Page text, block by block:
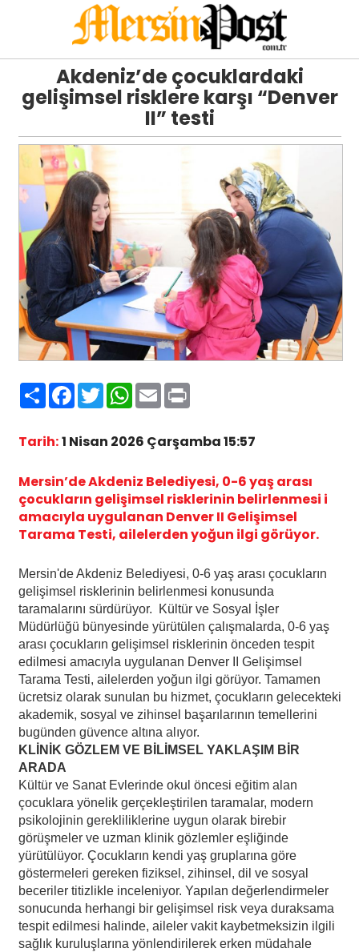
Akdeniz’de çocuklardaki
gelişimsel risklere karşı “Denver
II” testi
PaylaşFacebook
TwitterWhatsApp
EmailPrint
Tarih:1 Nisan 2026 Çarşamba 15:57
Mersin’de Akdeniz Belediyesi, 0-6 yaş arası
çocukların gelişimsel risklerinin belirlenmesi i
amacıyla uygulanan Denver II Gelişimsel
Tarama Testi, ailelerden yoğun ilgi görüyor.
Mersin'de Akdeniz Belediyesi, 0-6 yaş arası çocukların
gelişimsel risklerinin belirlenmesi konusunda
taramalarını sürdürüyor. Kültür ve Sosyal İşler
Müdürlüğü bünyesinde yürütülen çalışmalarda, 0-6 yaş
arası çocukların gelişimsel risklerinin önceden tespit
edilmesi amacıyla uygulanan Denver II Gelişimsel
Tarama Testi, ailelerden yoğun ilgi görüyor. Tamamen
ücretsiz olarak sunulan bu hizmet, çocukların gelecekteki
akademik, sosyal ve zihinsel başarılarının temellerini
bugünden güvence altına alıyor.
KLİNİK GÖZLEM VE BİLİMSEL YAKLAŞIM BİR
ARADA
Kültür ve Sanat Evlerinde okul öncesi eğitim alan
çocuklara yönelik gerçekleştirilen taramalar, modern
psikolojinin gerekliliklerine uygun olarak birebir
görüşmeler ve uzman klinik gözlemler eşliğinde
yürütülüyor. Çocukların kendi yaş gruplarına göre
göstermeleri gereken fiziksel, zihinsel, dil ve sosyal
beceriler titizlikle inceleniyor. Yapılan değerlendirmeler
sonucunda herhangi bir gelişimsel risk veya duraksama
tespit edilmesi halinde, aileler vakit kaybetmeksizin ilgili
sağlık kuruluşlarına yönlendirilerek erken müdahale